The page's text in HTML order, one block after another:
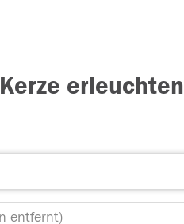
Kerze erleuchten